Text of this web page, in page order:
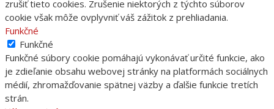
zrušiť tieto cookies. Zrušenie niektorých z týchto súborov
cookie však môže ovplyvniť váš zážitok z prehliadania.
Funkčné
Funkčné
Funkčné súbory cookie pomáhajú vykonávať určité funkcie, ako
je zdieľanie obsahu webovej stránky na platformách sociálnych
médií, zhromažďovanie spätnej väzby a ďalšie funkcie tretích
strán.